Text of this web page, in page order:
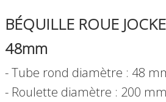
BÉQUILLE ROUE
48mm
- Tube rond diamètre : 48
- Roulette diamètre : 200 mm